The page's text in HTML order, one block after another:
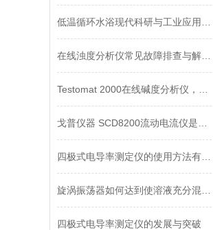
四极式电导率测定仪的发展与突破